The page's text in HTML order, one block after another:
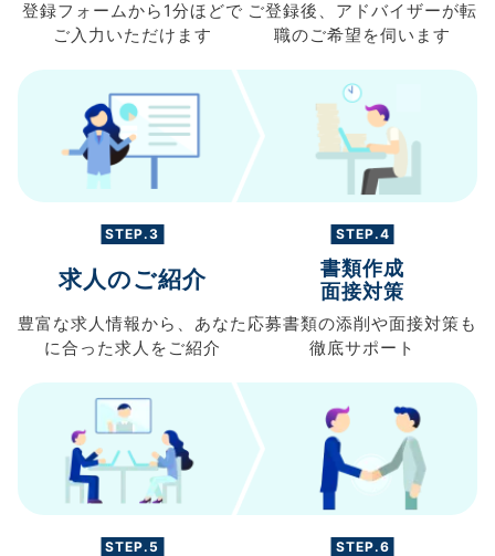
登録フォームから 1分ほどで
ご入力 いただけます
ご登録後、 アドバイザーが転
職のご希望を伺います
STEP.3
求人のご紹介
豊富な求人情報から、 あなた
に合った求人を ご紹介
STEP.4
書類作成
面接対策
応募書類の添削や面接対策も
徹底サポート
STEP.5 STEP.6